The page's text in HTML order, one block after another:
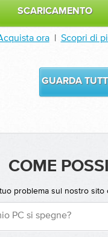
SCARICAMENTO
ora| Scopri di
GUARDA
COME
problema sul nostro